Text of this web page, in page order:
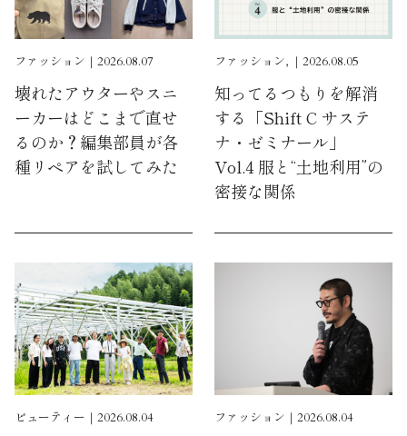
ファッション｜2026.08.07
壊れたアウターやスニ
ーカーはどこまで直せ
るのか？編集部員が各
種リペアを試してみた
ファッション, ｜2026.08.05
知ってるつもりを解消
する「Shift C サステ
ナ・ゼミナール」
Vol.4 服と“土地利用”の
密接な関係
ビューティー｜2026.08.04 ファッション｜2026.08.04